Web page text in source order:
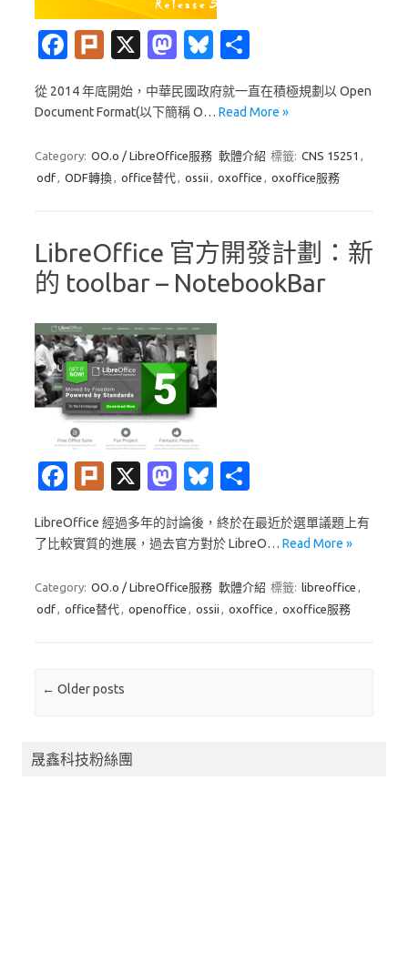
Fa
e
o
o
Pl
k
X
M
t
d
o
Bl
es
y
從 2014 年底開始，中華民國政府就一直在積極規劃以 Open
Document Format(以下簡稱 O… Read More »
Category: OO.o / LibreOffice服務 軟體介紹 標籤: CNS 15251 ,
odf, ODF轉換, office替代, ossii , oxoffice , oxoffice服務
LibreOffice 官方開發計劃：新
的 toolbar – NotebookBar
Fa
e
o
o
Pl
k
X
M
t
d
o
Bl
es
y
LibreOffice 經過多年的討論後，終於在最近於選單議題上有
了比較實質的進展，過去官方對於 LibreO… Read More »
Category: OO.o / LibreOffice服務 軟體介紹 標籤: libreoffice ,
odf, office替代, openoffice , ossii , oxoffice , oxoffice服務
Post navigation
← Older posts
晟鑫科技粉絲團